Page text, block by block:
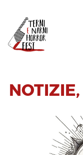
NOTIZIE,